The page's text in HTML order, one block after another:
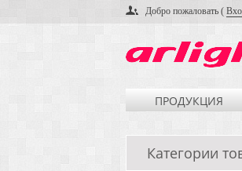
Добро пожаловать (
ПРОДУКЦИЯ
Категории